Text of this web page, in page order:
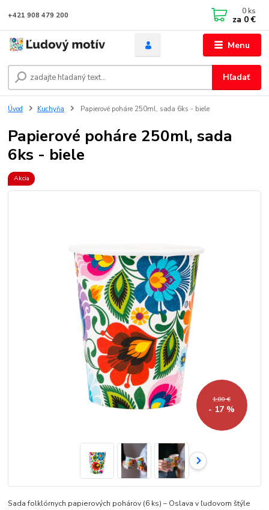
Menu
Hľadať
+421 908 479 200 0 ks
za 0 €
Úvod Kuchyňa Papierové poháre 250ml, sada 6ks - biele
Papierové poháre 250ml, sada
6ks - biele
Akcia
1,80 €
- 17 %
Sada folklórnych papierových pohárov (6 ks) – Oslava v ľudovom štýle